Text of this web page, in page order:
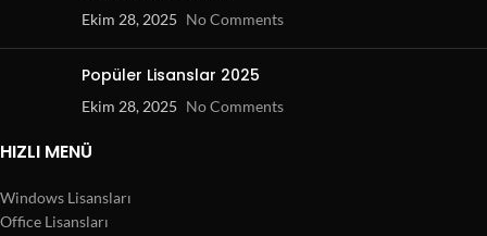
Ekim 28, 2025 No Comments
Popüler Lisanslar 2025
Ekim 28, 2025 No Comments
HIZLI MENÜ
Windows Lisansları
Office Lisansları